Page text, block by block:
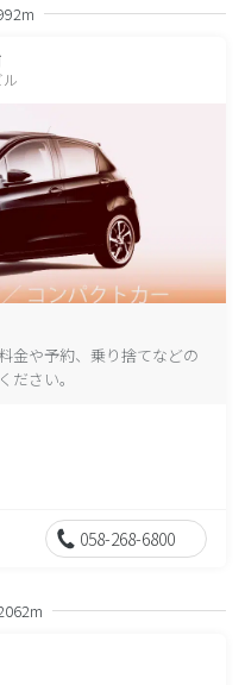
金や予約、乗り捨てなどの
さい。
058-268-6800